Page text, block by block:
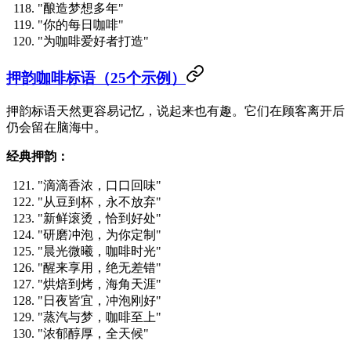
"酿造梦想多年"
"你的每日咖啡"
"为咖啡爱好者打造"
押韵咖啡标语（25个示例）
押韵标语天然更容易记忆，说起来也有趣。它们在顾客离开后
仍会留在脑海中。
经典押韵：
"滴滴香浓，口口回味"
"从豆到杯，永不放弃"
"新鲜滚烫，恰到好处"
"研磨冲泡，为你定制"
"晨光微曦，咖啡时光"
"醒来享用，绝无差错"
"烘焙到烤，海角天涯"
"日夜皆宜，冲泡刚好"
"蒸汽与梦，咖啡至上"
"浓郁醇厚，全天候"